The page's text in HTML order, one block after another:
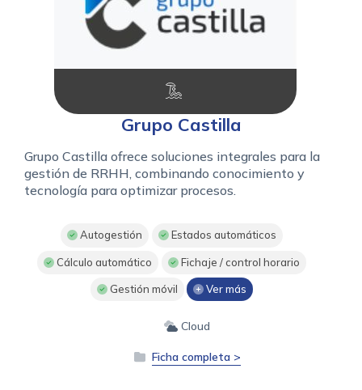
Grupo Castilla
Grupo Castilla ofrece soluciones integrales para la
gestión de RRHH, combinando conocimiento y
tecnología para optimizar procesos.
Autogestión Estados automáticos
Cálculo automático Fichaje / control horario
Gestión móvil Ver más
Cloud
Ficha completa >